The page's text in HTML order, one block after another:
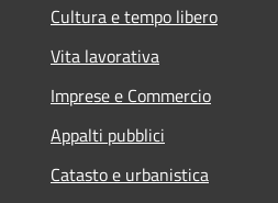
Cultura e tempo libero
Vita lavorativa
Imprese e Commercio
Appalti pubblici
Catasto e urbanistica